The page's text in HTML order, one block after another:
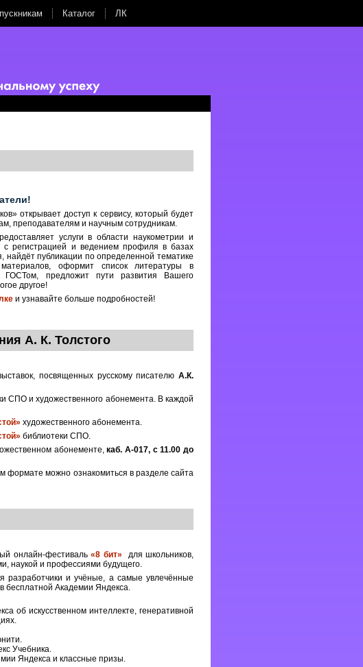
Каталог ЛК
открывает доступ к сервису, который будет
преподавателям и научным сотрудникам.
услуги в области наукометрии и
регистрацией и ведением профиля в базах
найдёт публикации по определенной тематике
оформит список литературы в
ГОСТом, предложит пути развития Вашего
другое!
и узнавайте больше подробностей!
А. К. Толстого
посвященных русскому писателю А.К.
СПО и художественного абонемента. В каждой
художественного абонемента.
библиотеки СПО.
абонементе,каб. А-017, с 11.00 до
формате можно ознакомиться в разделе сайта
онлайн-фестиваль«8 бит»
для школьников,
наукой и профессиями будущего.
разработчики и учёные, а самые увлечённые
бесплатной Академии Яндекса.
об искусственном интеллекте, генеративной
Учебника.
Яндекса и классные призы.